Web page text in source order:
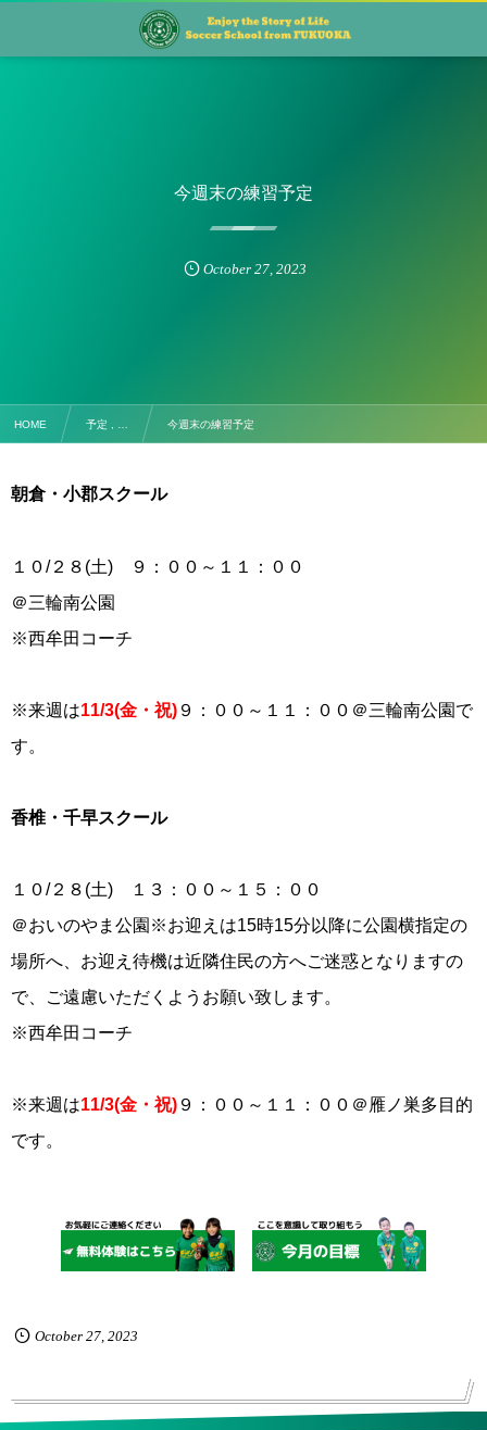
今週末の練習予定
October 27,2023
HOME 予定 , … 今週末の練習予定
朝倉・小郡スクール
１０/２８(土) ９：００～１１：００
＠三輪南公園
※西牟田コーチ
※来週は11/3(金・祝) ９：００～１１：００＠三輪南公園で
す。
香椎・千早スクール
１０/２８(土) １３：００～１５：００
＠おいのやま公園※お迎えは15時15分以降に公園横指定の
場所へ、お迎え待機は近隣住民の方へご迷惑となりますの
で、ご遠慮いただくようお願い致します。
※西牟田コーチ
※来週は11/3(金・祝) ９：００～１１：００＠雁ノ巣多目的
です。
October 27, 2023